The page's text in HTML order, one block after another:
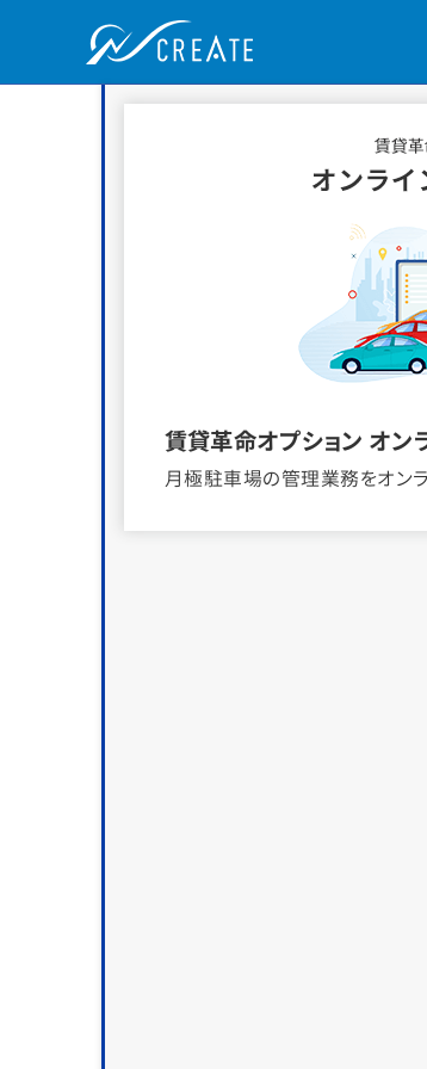
賃貸革命オプション オン
月極駐車場の管理業務をオンラ